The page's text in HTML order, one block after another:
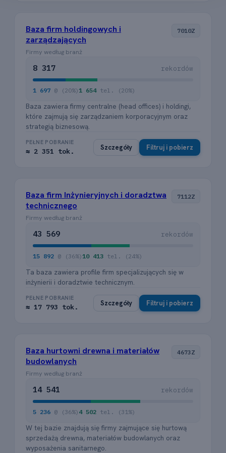
Baza firm holdingowych i
zarządzających
7010Z
Firmy według branż
8 317 rekordów
1 697 @ (20%)1 654 tel. (20%)
Baza zawiera firmy centralne (head offices) i holdingi,
które zajmują się zarządzaniem korporacyjnym oraz
strategią biznesową.
PEŁNE POBRANIE
≈ 2 351 tok. Szczegóły Filtruj i pobierz
Baza firm Inżynieryjnych i doradztwa
technicznego
7112Z
Firmy według branż
43 569 rekordów
15 892 @ (36%)10 413 tel. (24%)
Ta baza zawiera profile firm specjalizujących się w
inżynierii i doradztwie technicznym.
PEŁNE POBRANIE
≈ 17 793 tok. Szczegóły Filtruj i pobierz
Baza hurtowni drewna i materiałów
budowlanych
4673Z
Firmy według branż
14 541 rekordów
5 236 @ (36%) 4 502 tel. (31%)
W tej bazie znajdują się firmy zajmujące się hurtową
sprzedażą drewna, materiałów budowlanych oraz
wyposażenia sanitarnego.